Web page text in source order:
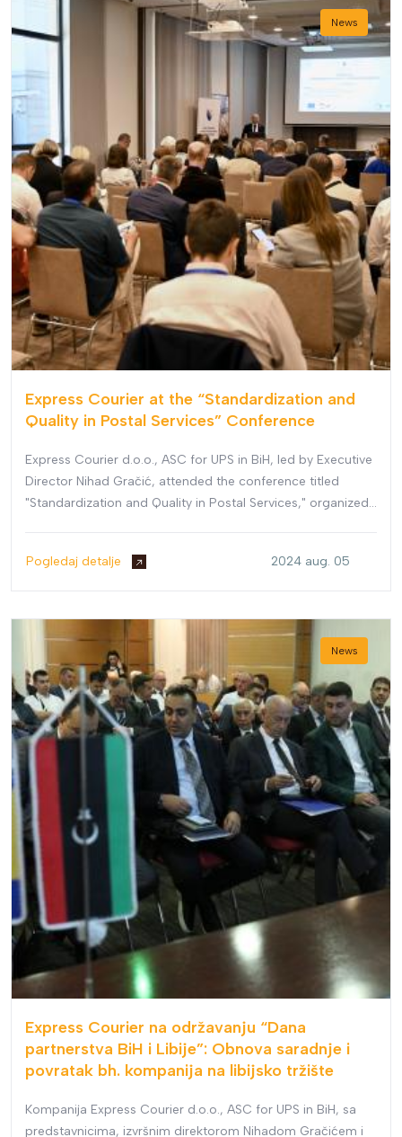
News
Express Courier at the “Standardization and
Quality in Postal Services” Conference
Express Courier d.o.o., ASC for UPS in BiH, led by Executive
Director Nihad Gračić, attended the conference titled
"Standardization and Quality in Postal Services," organized
Pogledaj detalje 2024 aug. 05
News
Express Courier na održavanju “Dana
partnerstva BiH i Libije”: Obnova saradnje i
povratak bh. kompanija na libijsko tržište
Kompanija Express Courier d.o.o., ASC for UPS in BiH, sa
predstavnicima, izvršnim direktorom Nihadom Gračićem i